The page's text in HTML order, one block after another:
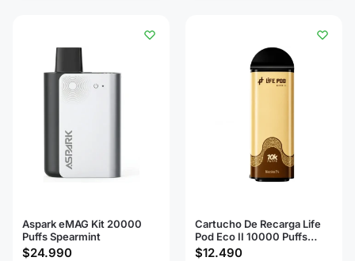
Aspark eMAG Kit 20000
Puffs Spearmint
$24.990
Cartucho De Recarga Life
Pod Eco II 10000 Puffs
Tobacco Virginia
$12.490